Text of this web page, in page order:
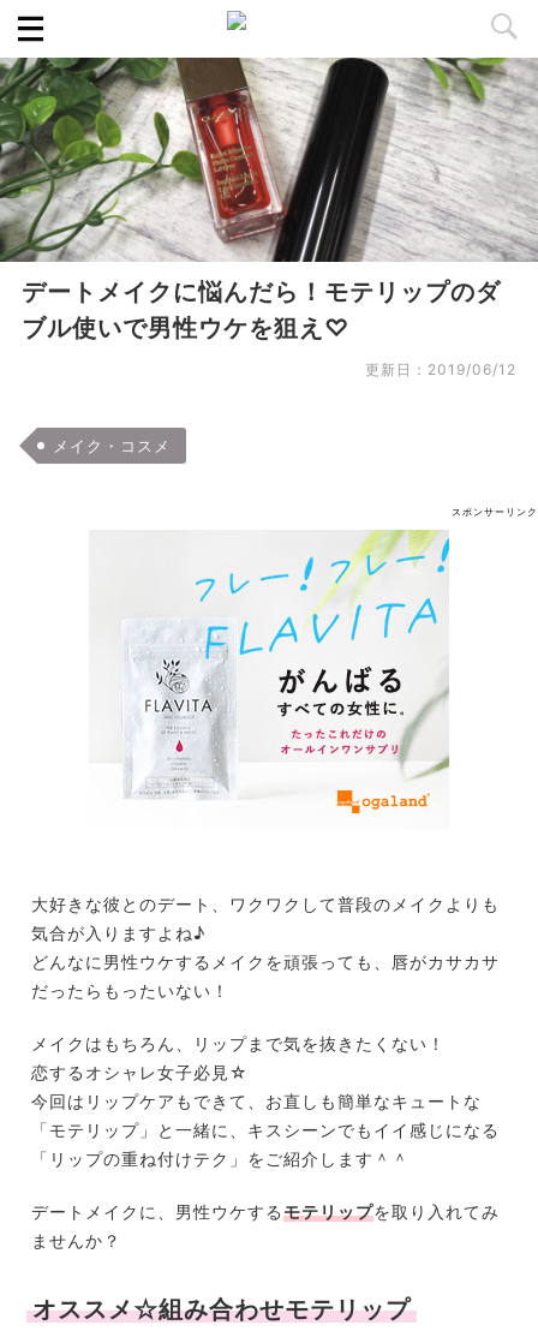
デートメイクに悩んだら！モテリップのダ
ブル使いで男性ウケを狙え♡
更新日： 2019/06/12
メイク・コスメ
スポンサーリンク
大好きな彼とのデート、ワクワクして普段のメイクよりも
気合が入りますよね♪
どんなに男性ウケするメイクを頑張っても、唇がカサカサ
だったらもったいない！
メイクはもちろん、リップまで気を抜きたくない！
恋するオシャレ女子必見☆
今回はリップケアもできて、お直しも簡単なキュートな
「モテリップ」と一緒に、キスシーンでもイイ感じになる
「リップの重ね付けテク」をご紹介します＾＾
デートメイクに、男性ウケするモテリップを取り入れてみ
ませんか？
オススメ☆組み合わせモテリップ